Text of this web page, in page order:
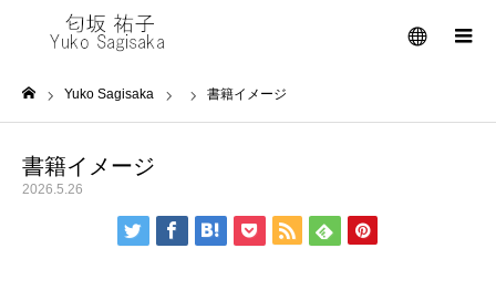
メニュー
Yuko Sagisaka 書籍イメージ
書籍イメージ
2026.5.26